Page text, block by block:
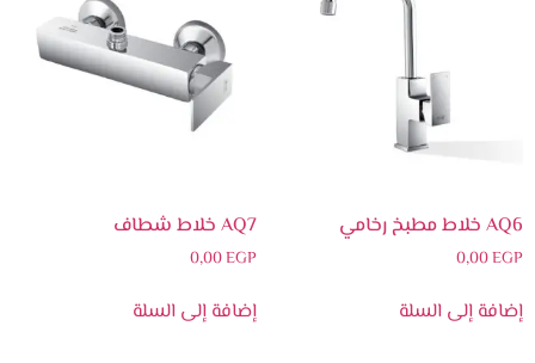
AQ6 خلاط مطبخ رخامي
0,00EGP
إضافة إلى السلة
AQ7 خلاط شطاف
0,00EGP
إضافة إلى السلة